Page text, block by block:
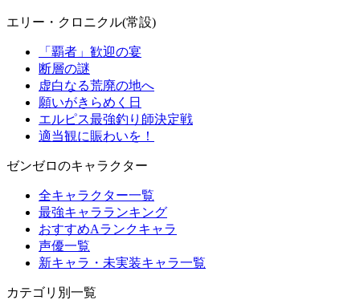
エリー・クロニクル(常設)
「覇者」歓迎の宴
断層の謎
虚白なる荒廃の地へ
願いがきらめく日
エルピス最強釣り師決定戦
適当観に賑わいを！
ゼンゼロのキャラクター
全キャラクター一覧
最強キャラランキング
おすすめAランクキャラ
声優一覧
新キャラ・未実装キャラ一覧
カテゴリ別一覧